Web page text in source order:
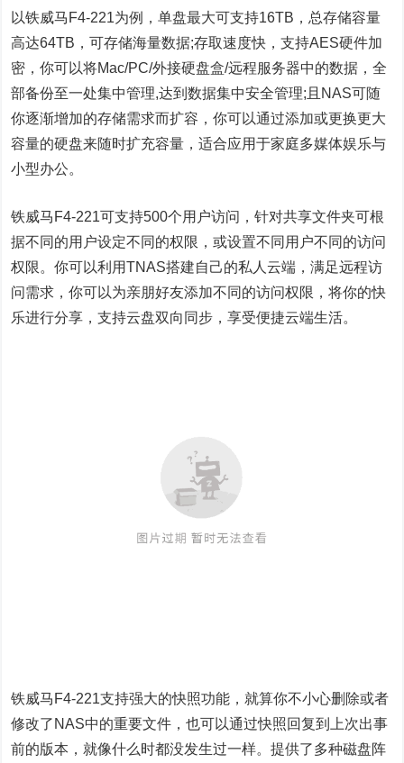
以铁威马F4-221为例，单盘最大可支持16TB，总存储容量
高达64TB，可存储海量数据;存取速度快，支持AES硬件加
密，你可以将Mac/PC/外接硬盘盒/远程服务器中的数据，全
部备份至一处集中管理,达到数据集中安全管理;且NAS可随
你逐渐增加的存储需求而扩容，你可以通过添加或更换更大
容量的硬盘来随时扩充容量，适合应用于家庭多媒体娱乐与
小型办公。
铁威马F4-221可支持500个用户访问，针对共享文件夹可根
据不同的用户设定不同的权限，或设置不同用户不同的访问
权限。你可以利用TNAS搭建自己的私人云端，满足远程访
问需求，你可以为亲朋好友添加不同的访问权限，将你的快
乐进行分享，支持云盘双向同步，享受便捷云端生活。
铁威马F4-221支持强大的快照功能，就算你不小心删除或者
修改了NAS中的重要文件，也可以通过快照回复到上次出事
前的版本，就像什么时都没发生过一样。提供了多种磁盘阵